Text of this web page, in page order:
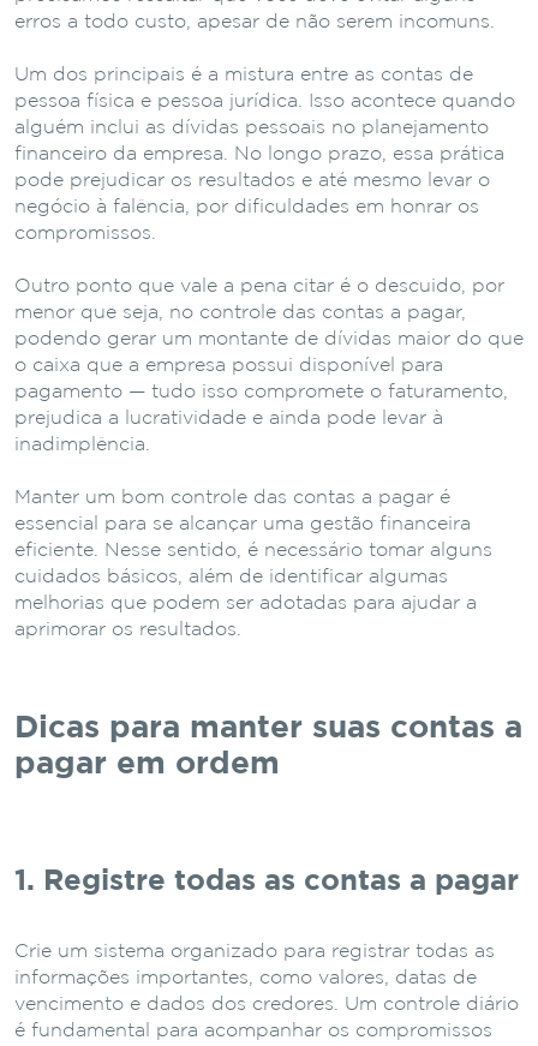
erros a todo custo, apesar de não serem incomuns.
Um dos principais é a mistura entre as contas de
pessoa física e pessoa jurídica. Isso acontece quando
alguém inclui as dívidas pessoais no planejamento
financeiro da empresa. No longo prazo, essa prática
pode prejudicar os resultados e até mesmo levar o
negócio à falência, por dificuldades em honrar os
compromissos.
Outro ponto que vale a pena citar é o descuido, por
menor que seja, no controle das contas a pagar,
podendo gerar um montante de dívidas maior do que
o caixa que a empresa possui disponível para
pagamento — tudo isso compromete o faturamento,
prejudica a lucratividade e ainda pode levar à
inadimplência.
Manter um bom controle das contas a pagar é
essencial para se alcançar uma gestão financeira
eficiente. Nesse sentido, é necessário tomar alguns
cuidados básicos, além de identificar algumas
melhorias que podem ser adotadas para ajudar a
aprimorar os resultados.
Dicas para manter suas contas a
pagar em ordem
1. Registre todas as contas a pagar
Crie um sistema organizado para registrar todas as
informações importantes, como valores, datas de
vencimento e dados dos credores. Um controle diário
é fundamental para acompanhar os compromissos